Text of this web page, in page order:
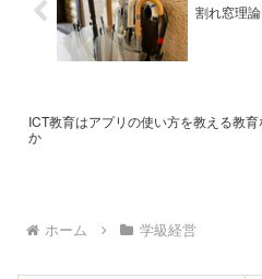
割れ窓理論
ICT教育はアプリの使い方を教える教
か
ホーム 学級経営